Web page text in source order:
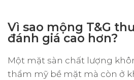
Vì sao mộng T&G
đánh giá cao hơn?
Một mặt sàn chất lượng
thẩm mỹ bề mặt mà còn ở